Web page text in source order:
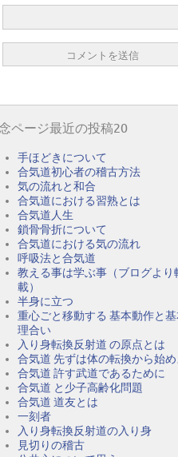
ページ最近の投稿20
手ほどきについて
合気道初心者の稽古方法
気の流れと和合
合気道における習熟とは
合気道人生
鎖骨骨折について
合気道における気の流れ
呼吸法と合気道
教える事は学ぶ事（ブログより
載）
半身に立つ
重心ごと移動する 基本動作と基
理合い
入り身転換反射道 の原点とは
合気道 先ずは体の転換から始め
合気道 許す武道であるために
合気道 と少子高齢化問題
合気道 道友とは
一刻者
入り身転換反射道の入り身
見切りの稽古